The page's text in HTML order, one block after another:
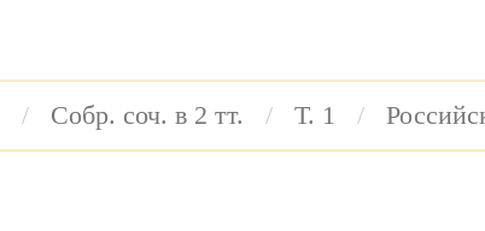
Собр. соч. в 2 тт. Т. 1